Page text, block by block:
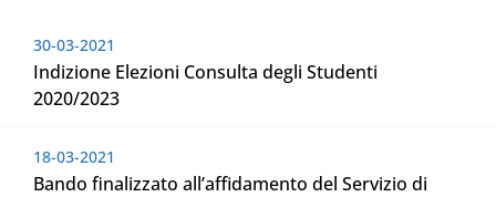
30-03-2021
Indizione Elezioni Consulta degli Studenti
2020/2023
18-03-2021
Bando finalizzato all’affidamento del Servizio di